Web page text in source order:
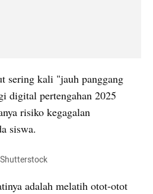
sering kali "jauh panggang
digital pertengahan 2025
risiko kegagalan
siswa.
adalah melatih otot-otot